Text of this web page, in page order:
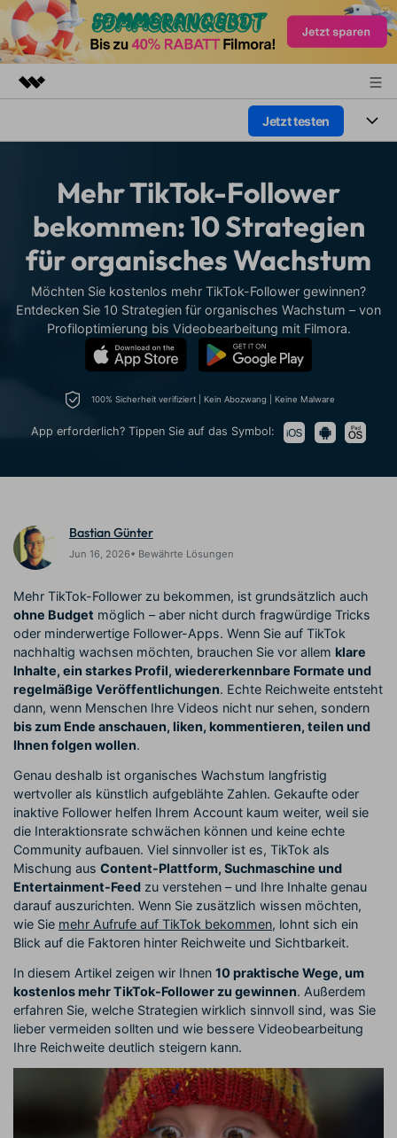
Dienstprogramme
Lösungen
Presseraum
Shop
Jetzt testen
Plattformen
Funktionen
Assets
Video/Foto
Audio
Lösungen
Soziale Medien
Marketing & Business
Lifestyle & Spaß
Ressourcen
Video-Prompts
Über 100 heiße Video-
Prompts – schnell ähnliche
Videos erstellen
Meisterkurs
Beherrschen Sie
Videobearbeitungsfähigkeiten
erweitern Sie Ihre
Videobearbeitungs-
Fähigkeiten mit Filmora
können
Creator
Monetarisierungs-
Programm
Monetarisieren Sie
Ihren Einfluss mit Filmora
Freunde-werben-
Programm
An Freunde empfehlen,
Belohnungen erhalten
Blog
Hilfe-Center
Kunden-Geschichten
Erfahren Sie, wie unsere
Kunden Erfolg haben
Affiliate-Programm
Schalten Sie Partnerschaften
auf Unternehmensebene frei
Anmelden
Mehr TikTok-Follower
bekommen: 10 Strategien
für organisches Wachstum
Möchten Sie kostenlos mehr TikTok-Follower gewinnen?
Entdecken Sie 10 Strategien für organisches Wachstum – von
Profiloptimierung bis Videobearbeitung mit Filmora.
100% Sicherheit verifiziert | Kein Abozwang | Keine Malware
App erforderlich? Tippen Sie auf das Symbol:
Bastian Günter
Jun 16, 2026• Bewährte Lösungen
Mehr TikTok-Follower zu bekommen, ist grundsätzlich auch
ohne Budget möglich – aber nicht durch fragwürdige Tricks
oder minderwertige Follower-Apps. Wenn Sie auf TikTok
nachhaltig wachsen möchten, brauchen Sie vor allem klare
Inhalte, ein starkes Profil, wiedererkennbare Formate und
regelmäßige Veröffentlichungen. Echte Reichweite entsteht
dann, wenn Menschen Ihre Videos nicht nur sehen, sondern
bis zum Ende anschauen, liken, kommentieren, teilen und
Ihnen folgen wollen.
Genau deshalb ist organisches Wachstum langfristig
wertvoller als künstlich aufgeblähte Zahlen. Gekaufte oder
inaktive Follower helfen Ihrem Account kaum weiter, weil sie
die Interaktionsrate schwächen können und keine echte
Community aufbauen. Viel sinnvoller ist es, TikTok als
Mischung aus Content-Plattform, Suchmaschine und
Entertainment-Feed zu verstehen – und Ihre Inhalte genau
darauf auszurichten. Wenn Sie zusätzlich wissen möchten,
wie Sie mehr Aufrufe auf TikTok bekommen, lohnt sich ein
Blick auf die Faktoren hinter Reichweite und Sichtbarkeit.
In diesem Artikel zeigen wir Ihnen 10 praktische Wege, um
kostenlos mehr TikTok-Follower zu gewinnen. Außerdem
erfahren Sie, welche Strategien wirklich sinnvoll sind, was Sie
lieber vermeiden sollten und wie bessere Videobearbeitung
Ihre Reichweite deutlich steigern kann.